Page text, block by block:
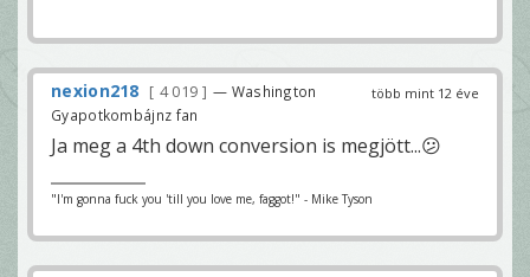
több mint 12 éve
nexion218 4 019
— Washington
Gyapotkombájnz fan
Ja meg a 4th down conversion is megjött...😕
"I'm gonna fuck you 'till you love me, faggot!" - Mike Tyson